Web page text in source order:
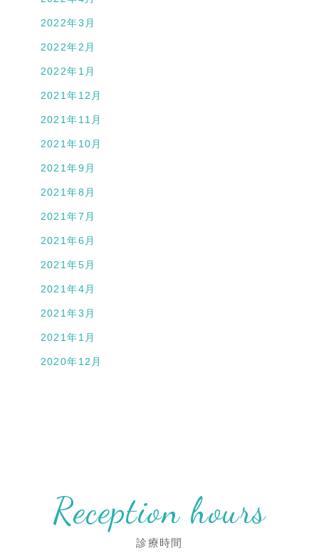
2022年3月
2022年2月
2022年1月
2021年12月
2021年11月
2021年10月
2021年9月
2021年8月
2021年7月
2021年6月
2021年5月
2021年4月
2021年3月
2021年1月
2020年12月
診療時間
Reception hours